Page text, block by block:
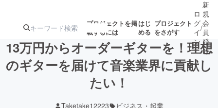
プロジェクトを掲
載するには
はじ
める
プロジェクト
をさがす
注目の新着プロ 募集終了が近いプ
ロ
グ
イ
ン
/
新
規
会
員
登
録
13万円からオーダーギターを！理想
のギターを届けて音楽業界に貢献し
たい！
Taketake12223 ビジネス・起業